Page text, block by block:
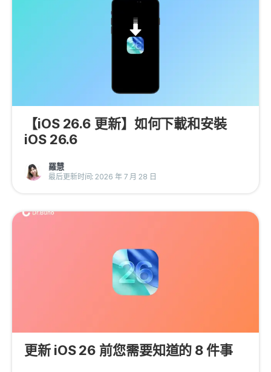
【iOS 26.6 更新】如何下載和安裝
iOS 26.6
羅慧
最后更新时间: 2026 年 7 月 28 日
更新 iOS 26 前您需要知道的 8 件事